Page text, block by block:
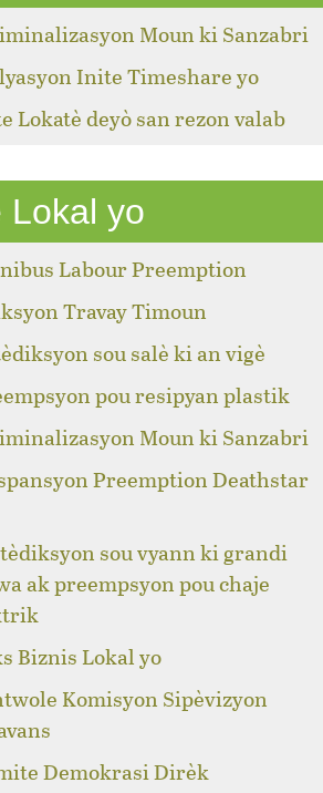
Moun ki Sanzabri
Inite Timeshare yo
Lokatè deyò san rezon valab
Lokal yo
Labour Preemption
Travay Timoun
sou salè ki an vigè
pou resipyan plastik
Moun ki Sanzabri
Preemption Deathstar
sou vyann ki grandi
ak preempsyon pou chaje
Biznis Lokal yo
Komisyon Sipèvizyon
Demokrasi Dirèk